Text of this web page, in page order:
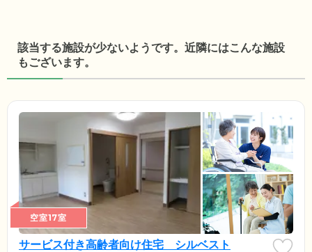
該当する施設が少ないようです。近隣にはこんな施設
もございます。
空室17室
サービス付き高齢者向け住宅 シルベスト